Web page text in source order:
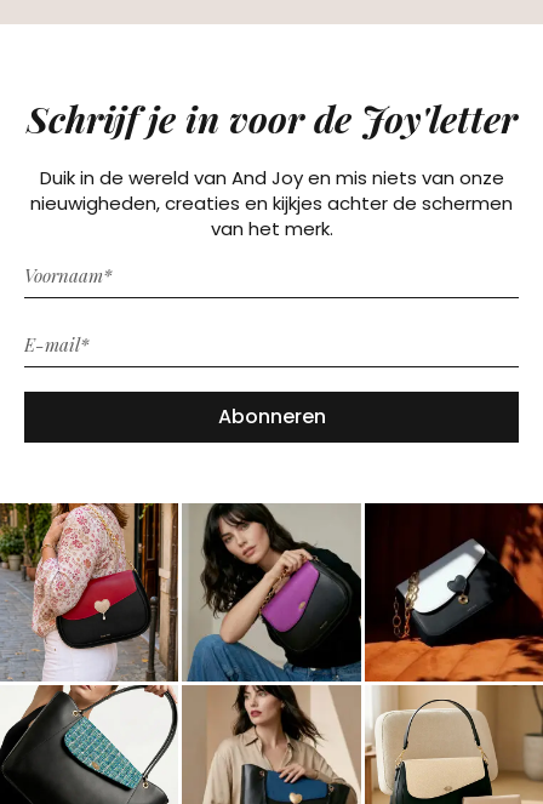
Schrijf je in voor de Joy'letter
Duik in de wereld van And Joy en mis niets van onze
nieuwigheden, creaties en kijkjes achter de schermen
van het merk.
Abonneren